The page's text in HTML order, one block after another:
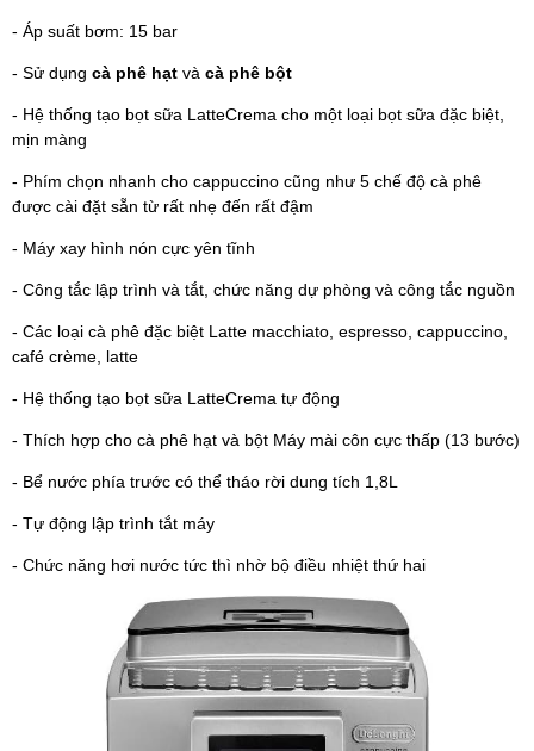
- Áp suất bơm: 15 bar
- Sử dụng cà phê hạt và cà phê bột
- Hệ thống tạo bọt sữa LatteCrema cho một loại bọt sữa đặc biệt,
mịn màng
- Phím chọn nhanh cho cappuccino cũng như 5 chế độ cà phê
được cài đặt sẵn từ rất nhẹ đến rất đậm
- Máy xay hình nón cực yên tĩnh
- Công tắc lập trình và tắt, chức năng dự phòng và công tắc nguồn
- Các loại cà phê đặc biệt Latte macchiato, espresso, cappuccino,
café crème, latte
- Hệ thống tạo bọt sữa LatteCrema tự động
- Thích hợp cho cà phê hạt và bột Máy mài côn cực thấp (13 bước)
- Bể nước phía trước có thể tháo rời dung tích 1,8L
- Tự động lập trình tắt máy
- Chức năng hơi nước tức thì nhờ bộ điều nhiệt thứ hai